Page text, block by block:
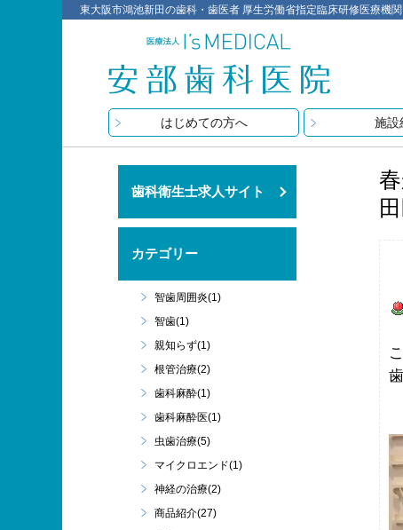
東大阪市鴻池新田の歯科・歯医者 厚生労働省指定臨床研修医療機
はじめての方へ 施設
歯科衛生士求人サイト
カテゴリー
智歯周囲炎(1)
智歯(1)
親知らず(1)
根管治療(2)
歯科麻酔(1)
歯科麻酔医(1)
虫歯治療(5)
マイクロエンド(1)
神経の治療(2)
商品紹介(27)